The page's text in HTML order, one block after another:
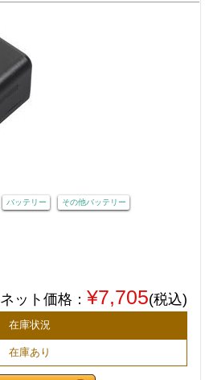
バッテリー その他バッテリー
ネット価格： ¥7,705(税込)
在庫状況
在庫あり